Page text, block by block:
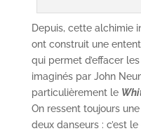
Depuis, cette alchimie
ont construit une
qui permet d’effacer
imaginés par John
particulièrement le
On ressent toujours
deux danseurs : c’est